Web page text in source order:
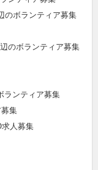
のボランティア募集
のボランティア募集
ランティア募集
集
人募集